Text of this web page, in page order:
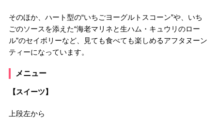
そのほか、ハート型の“いちごヨーグルトスコーン”や、いち
ごのソースを添えた“海老マリネと生ハム・キュウリのロー
ル”のセイボリーなど、見ても食べても楽しめるアフタヌーン
ティーになっています。
メニュー
【スイーツ】
上段左から